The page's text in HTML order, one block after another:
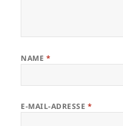
NAME *
E-MAIL-ADRESSE *